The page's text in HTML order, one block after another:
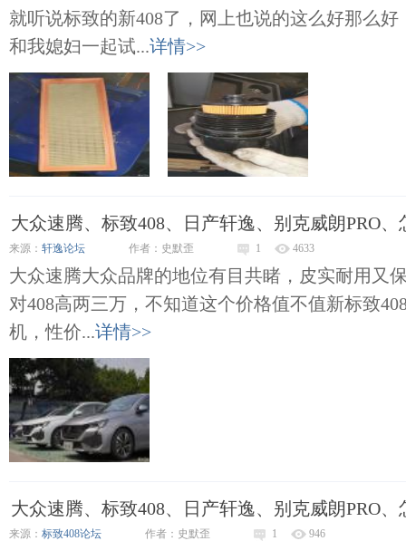
就听说标致的新408了，网上也说的这么好那么
和我媳妇一起试...详情>>
大众速腾、标致408、日产轩逸、别克威朗PRO、
来源： 轩逸论坛 作者：史默歪 1 4633
大众速腾大众品牌的地位有目共睹，皮实耐用又
对408高两三万，不知道这个价格值不值新标致
机，性价...详情>>
大众速腾、标致408、日产轩逸、别克威朗PRO、
来源： 标致408论坛 作者：史默歪 1 946